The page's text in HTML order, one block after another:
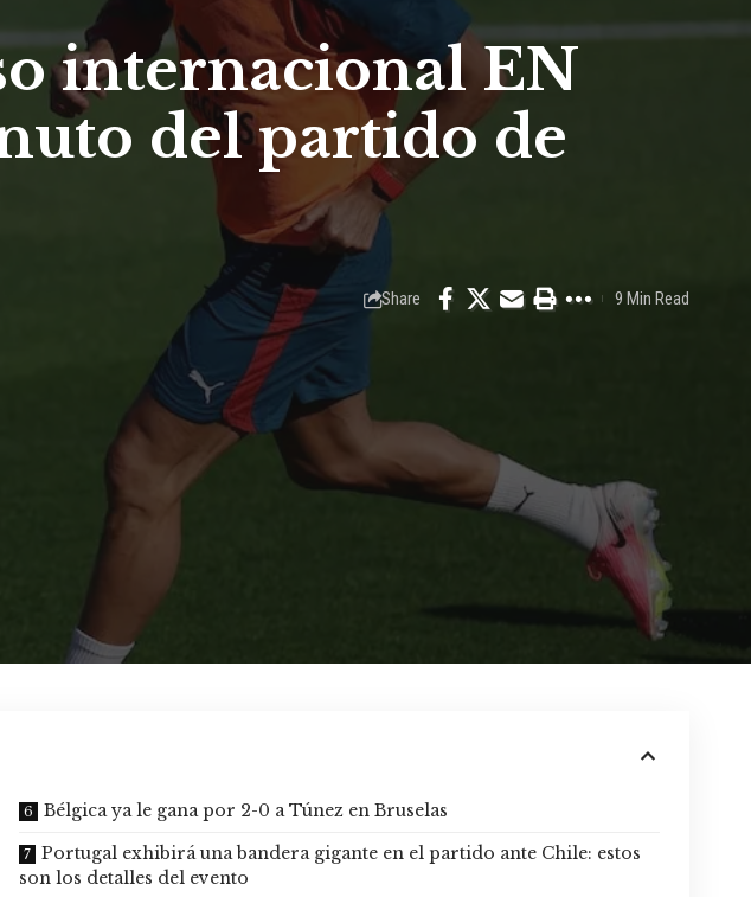
internacional EN
del partido de
Share 9 Min Read
Bélgica ya le gana por 2-0 a Túnez en Bruselas
Portugal exhibirá una bandera gigante en el partido ante Chile: estos
son los detalles del evento